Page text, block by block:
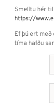
Smelltu hér
https://
Ef þú ert
tíma hafðu